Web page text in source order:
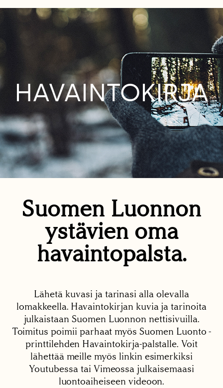
HAVAINTOKIRJA
Suomen Luonnon
ystävien oma
havaintopalsta.
Lähetä kuvasi ja tarinasi alla olevalla
lomakkeella. Havaintokirjan kuvia ja tarinoita
julkaistaan Suomen Luonnon nettisivuilla.
Toimitus poimii parhaat myös Suomen Luonto -
printtilehden Havaintokirja-palstalle. Voit
lähettää meille myös linkin esimerkiksi
Youtubessa tai Vimeossa julkaisemaasi
luontoaiheiseen videoon.